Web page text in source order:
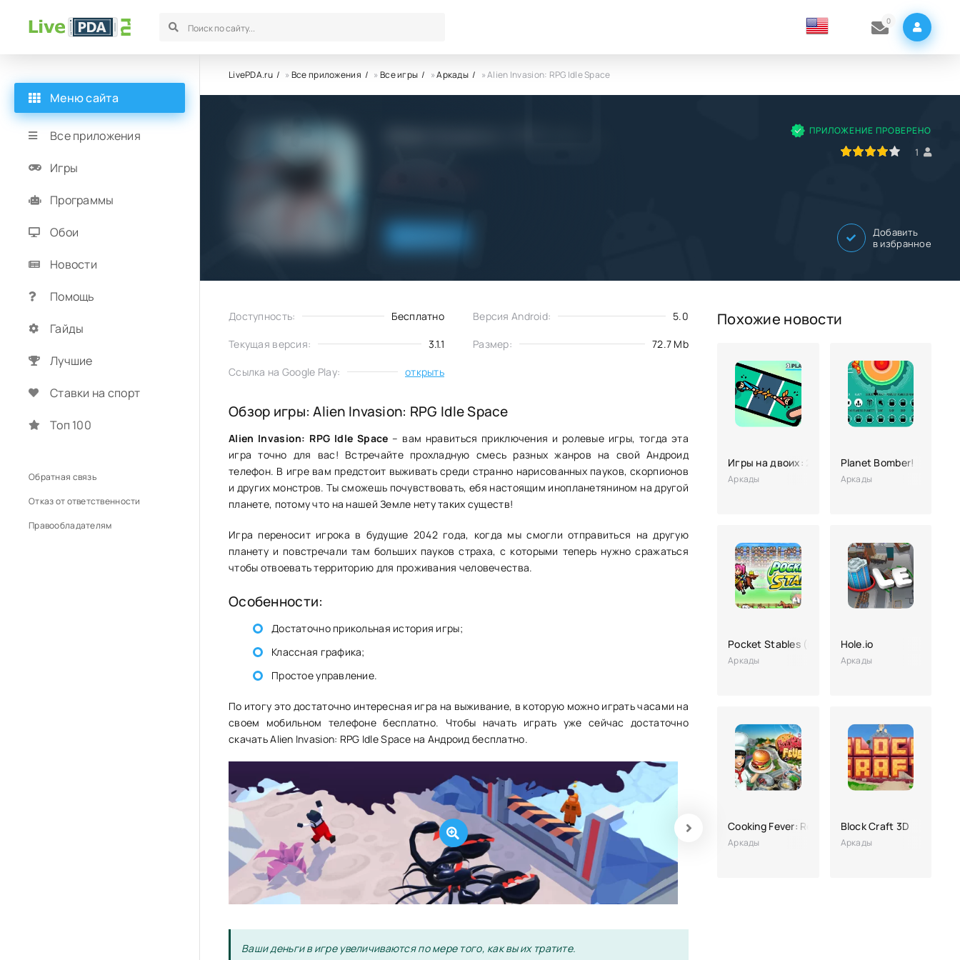
0
LivePDA.ru »Все приложения »Все игры »Аркады » Alien Invasion: RPG Idle Space
ПРИЛОЖЕНИЕ ПРОВЕРЕНО
1
Добавить
в избранное
Доступность: Бесплатно Версия Android: 5.0
Текущая версия: 3.1.1 Размер: 72.7 Mb
Ссылка на Google Play: открыть
Обзор игры: Alien Invasion: RPG Idle Space
Alien Invasion: RPG Idle Space – вам нравиться приключения и ролевые игры, тогда эта
игра точно для вас! Встречайте прохладную смесь разных жанров на свой Андроид
телефон. В игре вам предстоит выживать среди странно нарисованных пауков, скорпионов
и других монстров. Ты сможешь почувствовать, ебя настоящим инопланетянином на другой
планете, потому что на нашей Земле нету таких существ!
Игра переносит игрока в будущие 2042 года, когда мы смогли отправиться на другую
планету и повстречали там больших пауков страха, с которыми теперь нужно сражаться
чтобы отвоевать территорию для проживания человечества.
Особенности:
Достаточно прикольная история игры;
Классная графика;
Простое управление.
По итогу это достаточно интересная игра на выживание, в которую можно играть часами на
своем мобильном телефоне бесплатно. Чтобы начать играть уже сейчас достаточно
скачать Alien Invasion: RPG Idle Space на Андроид бесплатно.
Ваши деньги в игре увеличиваются по мере того, как вы их тратите.
Похожие новости
Игры на двоих: 2 player (без рекламы)
Аркады
Planet Bomber!
Аркады
Pocket Stables (много денег)
Аркады
Hole.io
Аркады
Cooking Fever: Restaurant Game
Аркады
Block Craft 3D
Аркады
Меню сайта
Все приложения
Игры
Программы
Обои
Новости
Помощь
Гайды
Лучшие
Ставки на спорт
Топ 100
Обратная связь
Отказ от ответственности
Правообладателям